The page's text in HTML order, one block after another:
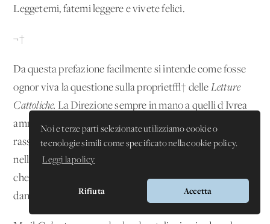
Noi e terze parti selezionate utilizziamo cookie o
tecnologie simili come specificato nella cookie policy.
Leggi la policy
Rifiuta Accetta
Leggetemi, fatemi leggere e vivete felici.
¬†
Da questa prefazione facilmente si intende come fosse
ognor viva la questione sulla propriet√† delle Letture
Cattoliche. La Direzione sempre in mano a quelli d'Ivrea
amministrava le entrate senza controllo, e non poteva
rassegnarsi che la stampa dei fascicoli si facesse
nell'Oratorio di S. Francesco di Sales. Di qui certe voci
che si facevano correre su questi dissidii, reputati
dannosi alla continuazione di quelle buone opere.